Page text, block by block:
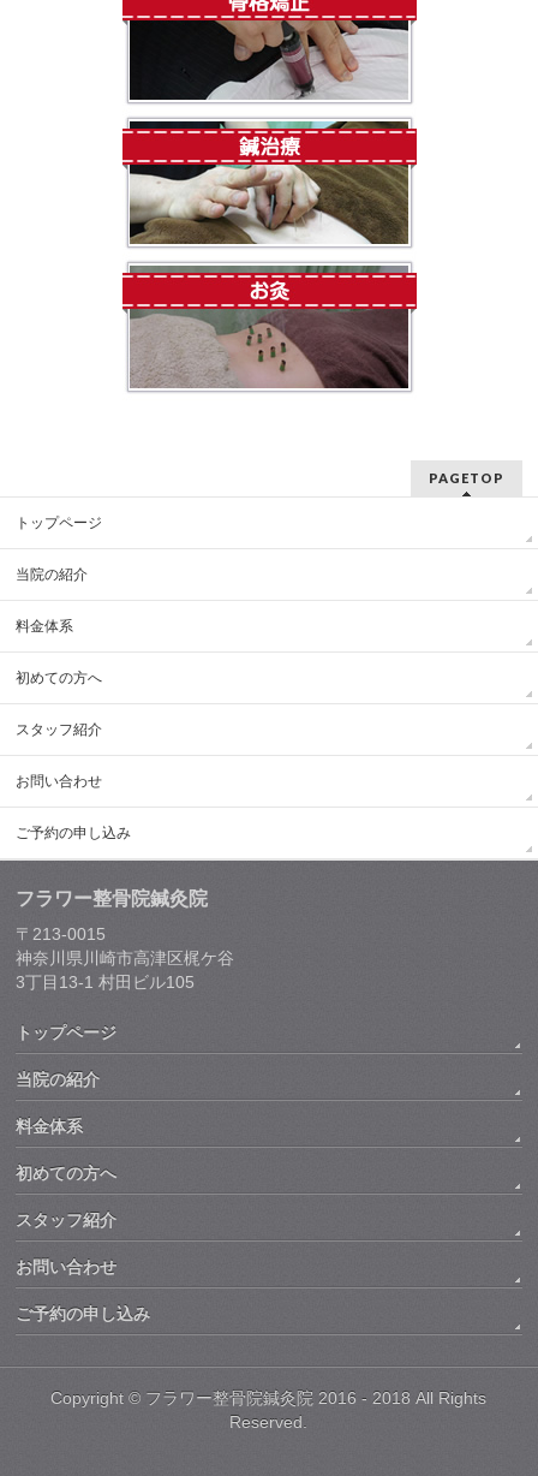
PAGETOP
トップページ
当院の紹介
料金体系
初めての方へ
スタッフ紹介
お問い合わせ
ご予約の申し込み
フラワー整骨院鍼灸院
〒213-0015
神奈川県川崎市高津区梶ケ谷
3丁目13-1 村田ビル105
トップページ
当院の紹介
料金体系
初めての方へ
スタッフ紹介
お問い合わせ
ご予約の申し込み
Copyright © フラワー整骨院鍼灸院 2016 - 2018 All Rights
Reserved.